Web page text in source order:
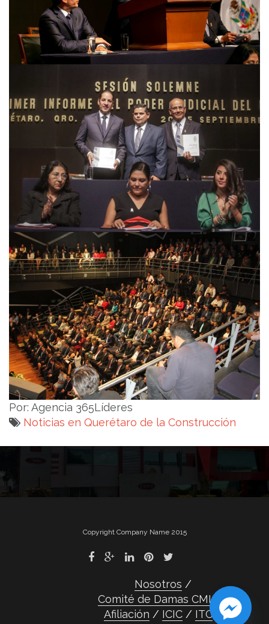
Por: Agencia 365Líderes
Noticias en Querétaro de la Construcción
entradas
Copyright Company Name 2015
Nosotros
Comité de Damas CMIC
Afiliación
ICIC
ITC